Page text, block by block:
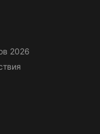
2026